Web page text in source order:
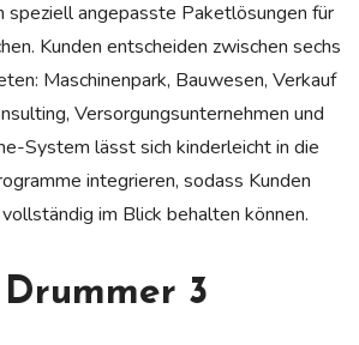
speziell angepasste Paketlösungen für
Kunden entscheiden zwischen sechs
Maschinenpark, Bauwesen, Verkauf
Versorgungsunternehmen und
System lässt sich kinderleicht in die
integrieren, sodass Kunden
im Blick behalten können.
3